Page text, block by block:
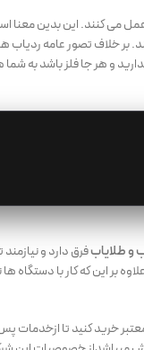
می کنند. این بدین معنا
خلاف تصور عامه ردیاب ها
و هر جا فلز باشد به
و طلایابفرق دارد و
بر این که کار با
خرید کنید تا ازخدمات